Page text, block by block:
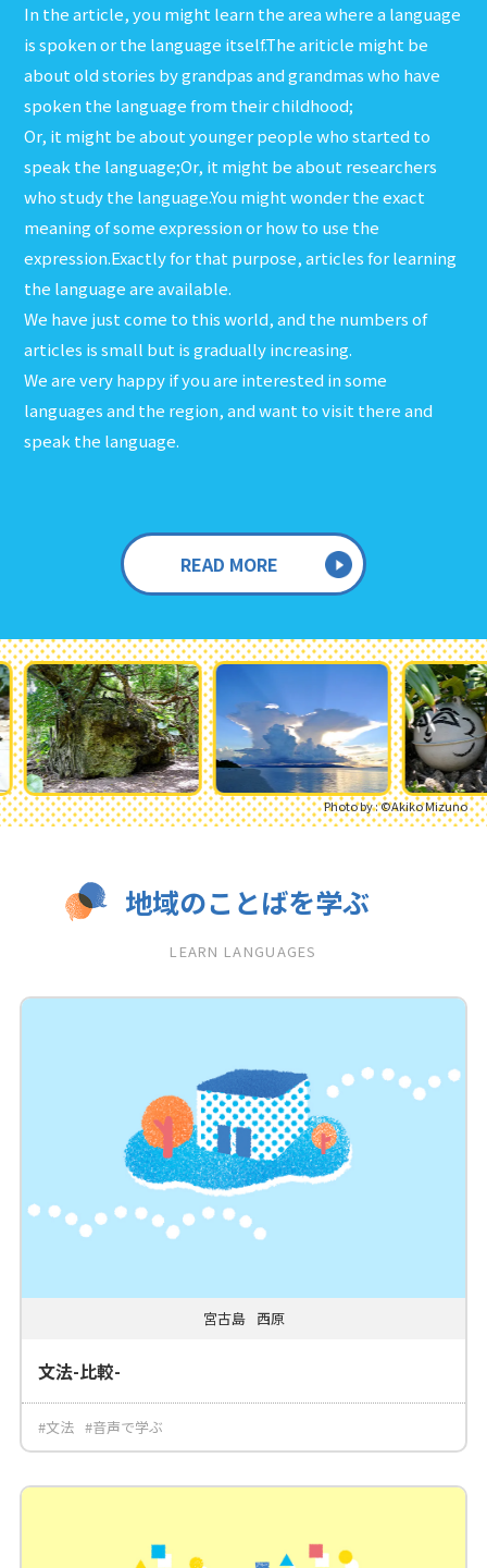
In the article, you might learn the area where a language
is spoken or the language itself.The ariticle might be
about old stories by grandpas and grandmas who have
spoken the language from their childhood;
Or, it might be about younger people who started to
speak the language;Or, it might be about researchers
who study the language.You might wonder the exact
meaning of some expression or how to use the
expression.Exactly for that purpose, articles for learning
the language are available.
We have just come to this world, and the numbers of
articles is small but is gradually increasing.
We are very happy if you are interested in some
languages and the region, and want to visit there and
speak the language.
READ MORE
Photo by : ©︎Akiko Mizuno
地域のことばを学ぶ
LEARN LANGUAGES
宮古島 西原
文法-比較-
#文法 #音声で学ぶ